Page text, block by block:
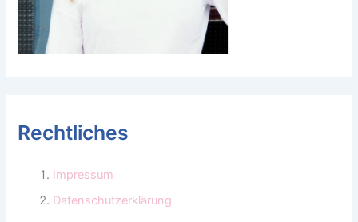
Rechtliches
Impressum
Datenschutzerklärung